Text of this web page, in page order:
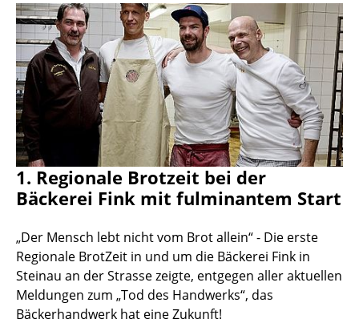
1. Regionale Brotzeit bei der
Bäckerei Fink mit fulminantem Start
„Der Mensch lebt nicht vom Brot allein“ - Die erste
Regionale BrotZeit in und um die Bäckerei Fink in
Steinau an der Strasse zeigte, entgegen aller aktuellen
Meldungen zum „Tod des Handwerks“, das
Bäckerhandwerk hat eine Zukunft!